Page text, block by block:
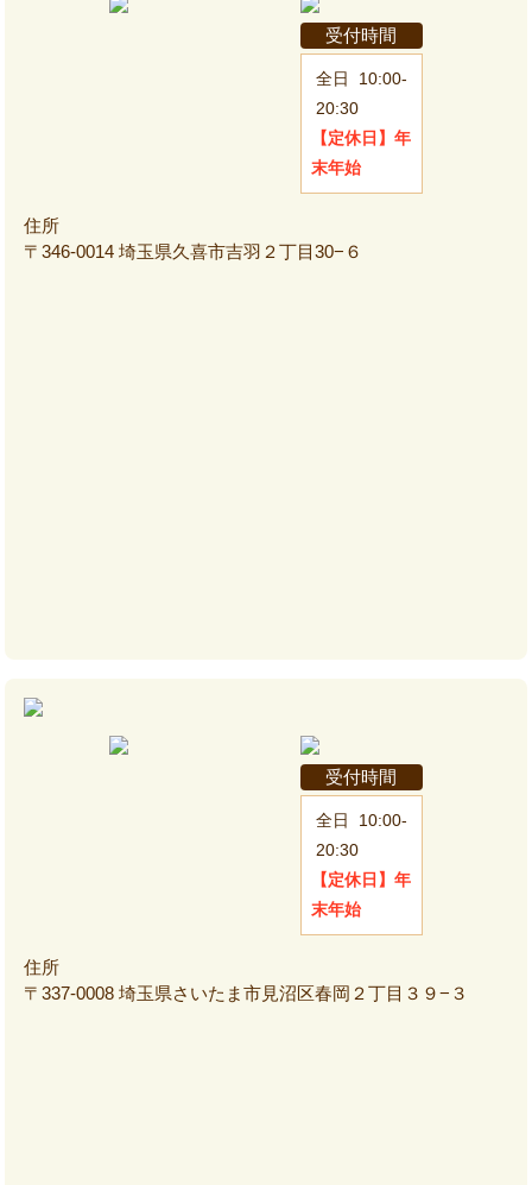
受付時間
全日
10:00-
20:30
【定休日】 年
末年始
住所
〒346-0014 埼玉県久喜市吉羽２丁目30−６
受付時間
全日
10:00-
20:30
【定休日】 年
末年始
住所
〒337-0008 埼玉県さいたま市見沼区春岡２丁目３９−３